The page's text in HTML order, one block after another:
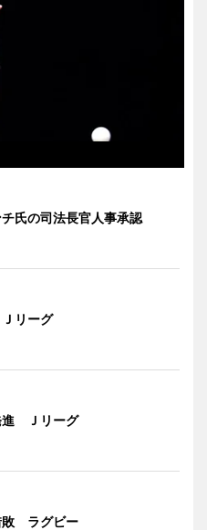
氏の司法長官人事承認
リーグ
進 Ｊリーグ
敗 ラグビー